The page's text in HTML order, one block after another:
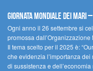
Giornata Mondiale dei Mari
Ogni anno il 26 settembre si
promossa
Il tema scelto per il 2025 è:
che evidenzia l’importanza
di sussistenza e